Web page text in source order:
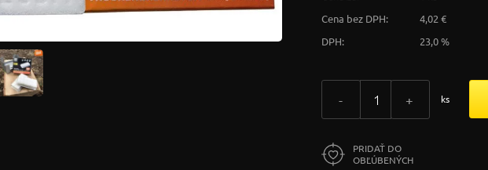
Cena bez DPH:
4,02 €
DPH:
23,0 %
- + ks
PRIDAŤ DO
OBĽÚBENÝCH